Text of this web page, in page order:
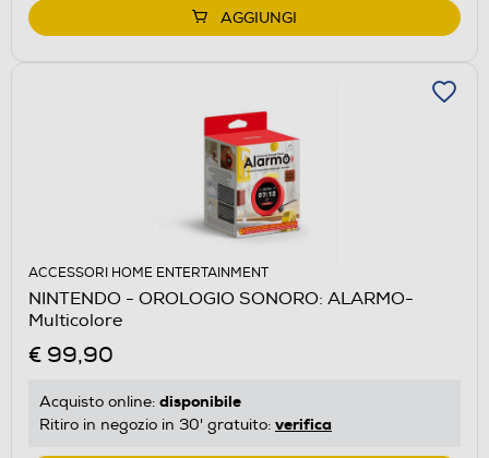
AGGIUNGI
ACCESSORI HOME ENTERTAINMENT
NINTENDO - OROLOGIO SONORO: ALARMO-
Multicolore
€ 99,90
Acquisto online: disponibile
Ritiro in negozio in 30' gratuito: verifica